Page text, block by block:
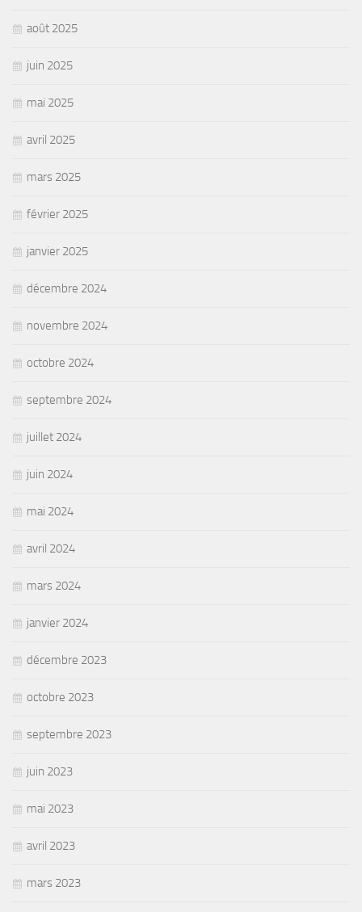
août 2025
juin 2025
mai 2025
avril 2025
mars 2025
février 2025
janvier 2025
décembre 2024
novembre 2024
octobre 2024
septembre 2024
juillet 2024
juin 2024
mai 2024
avril 2024
mars 2024
janvier 2024
décembre 2023
octobre 2023
septembre 2023
juin 2023
mai 2023
avril 2023
mars 2023